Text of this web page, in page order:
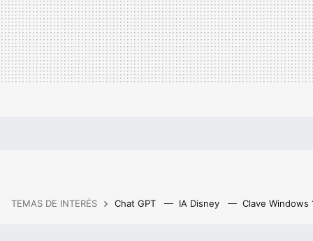
TEMAS DE INTERÉS Chat GPT IA Disney Clave Windows